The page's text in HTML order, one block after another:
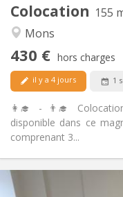
Colocation 155
Mons
430 € hors charges
il y a 4 jours 1
👩‍🎓 - 👨‍🎓
disponible dans ce
comprenant 3...